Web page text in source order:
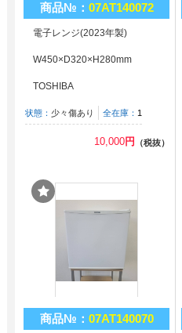
商品№： 07AT140072
電子レンジ(2023年製)
W450×D320×H280mm
TOSHIBA
状態： 少々傷あり 全在庫：1
10,000円 （税抜）
商品№： 07AT140070